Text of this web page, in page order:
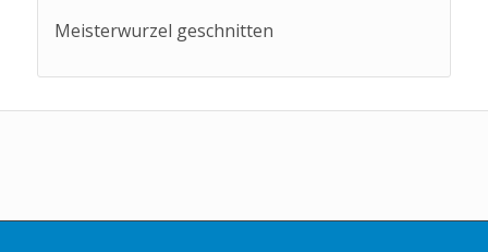
Meisterwurzel geschnitten